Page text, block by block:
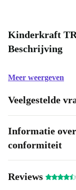
Kinderkraft
Beschrijving
Meer weergeven
Veelgestelde
Informatie
conformiteit
Reviews